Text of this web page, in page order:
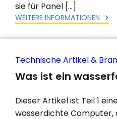
sie für Panel […]
WEITERE INFORMATIONEN
Technische Artikel &
Was ist ein
Dieser Artikel ist Teil 1
wasserdichte Computer,